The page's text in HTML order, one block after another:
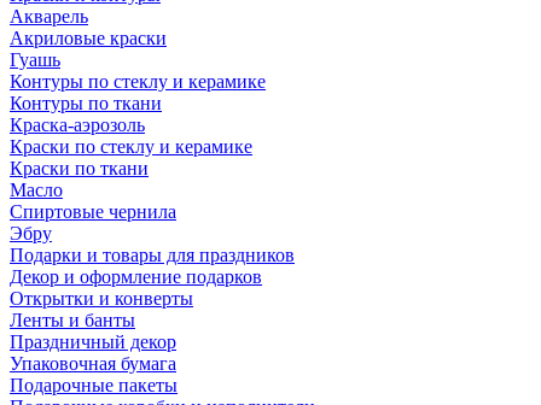
Акварель
Акриловые краски
Гуашь
Контуры по стеклу и керамике
Контуры по ткани
Краска-аэрозоль
Краски по стеклу и керамике
Краски по ткани
Масло
Спиртовые чернила
Эбру
Подарки и товары для праздников
Декор и оформление подарков
Открытки и конверты
Ленты и банты
Праздничный декор
Упаковочная бумага
Подарочные пакеты